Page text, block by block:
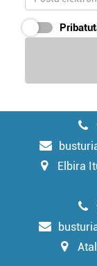
erabiltzeko
irakurri
Elbira